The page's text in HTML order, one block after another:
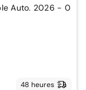
48 heures